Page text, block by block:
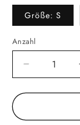
Größe: S
Anzahl
Verringere
die
Menge
Sitzsäcke